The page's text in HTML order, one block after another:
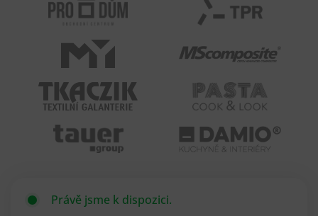
Právě jsme k dispozici.